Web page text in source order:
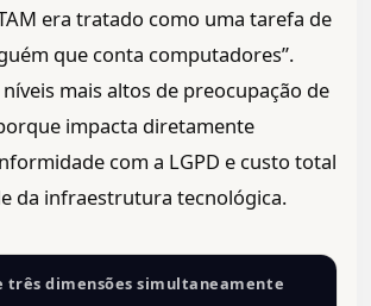
era tratado como uma tarefa de
que conta computadores”.
mais altos de preocupação de
impacta diretamente
com a LGPD e custo total
da infraestrutura tecnológica.
três dimensões simultaneamente